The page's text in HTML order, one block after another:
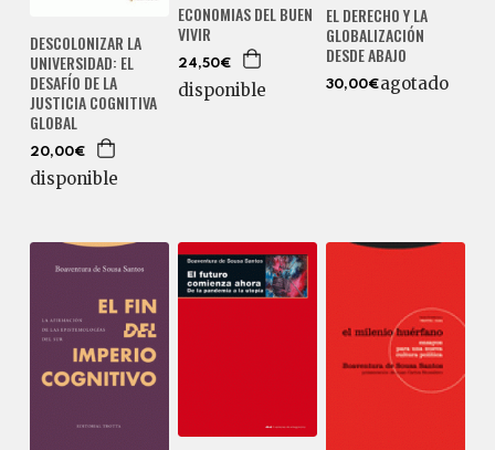
DESCOLONIZAR LA
UNIVERSIDAD: EL
DESAFÍO DE LA
JUSTICIA COGNITIVA
GLOBAL
20,00€
disponible
ECONOMIAS DEL BUEN
VIVIR
24,50€
disponible
EL DERECHO Y LA
GLOBALIZACIÓN
DESDE ABAJO
30,00€agotado